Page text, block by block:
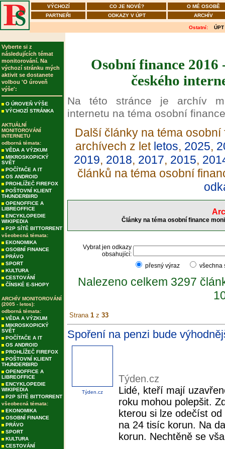
VÝCHOZÍ CO JE NOVÉ?
O MÉ OSOBĚ
PARTNEŘI
ODKAZY V ÚPT ARCHÍV
Ostatní: ÚPT
Vyberte si z
následujících témat
monitorování. Na
výchozí stránku mých
aktivit se dostanete
volbou 'O úroveň
výše':
O ÚROVEŇ VÝŠE
VÝCHOZÍ STRÁNKA
AKTUÁLNÍ
MONITOROVÁNÍ
INTERNETU
odborná témata:
VĚDA A VÝZKUM
MIKROSKOPICKÝ
SVĚT
POČÍTAČE A IT
OS ANDROID
PROHLÍŽEČ FIREFOX
POŠTOVNÍ KLIENT
THUNDERBIRD
OPENOFFICE A
LIBREOFFICE
ENCYKLOPEDIE
WIKIPEDIA
P2P SÍTĚ BITTORRENT
všeobecná témata:
EKONOMIKA
OSOBNÍ FINANCE
PRÁVO
SPORT
KULTURA
CESTOVÁNÍ
ČÍNSKÉ E-SHOPY
ARCHÍV MONITOROVÁNÍ
(2005 - letos):
odborná témata:
VĚDA A VÝZKUM
MIKROSKOPICKÝ
SVĚT
POČÍTAČE A IT
OS ANDROID
PROHLÍŽEČ FIREFOX
POŠTOVNÍ KLIENT
THUNDERBIRD
OPENOFFICE A
LIBREOFFICE
ENCYKLOPEDIE
WIKIPEDIA
P2P SÍTĚ BITTORRENT
všeobecná témata:
EKONOMIKA
OSOBNÍ FINANCE
PRÁVO
SPORT
KULTURA
CESTOVÁNÍ
Osobní finance
českého
Na této stránce je archív
internetu na téma osobní
Další články na téma
archívech z let letos, 2025,
2019, 2018, 2017, 2015,
článků na téma osobní
Články na téma osobní finance
Vybrat jen odkazy
obsahující:
přesný výraz
Nalezeno celkem 3297
Strana 1 z 33
Spoření na penzi bude
Týden.cz
Týden.cz
Lidé, kteří mají
roku mohou polepšit.
kterou si lze odečíst
na 24 tisíc korun. Na
korun. Nechtěně se